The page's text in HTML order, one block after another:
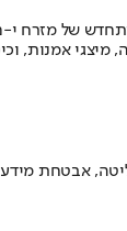
של מזרח
מיצגי אמנות,
אבטחת מידע